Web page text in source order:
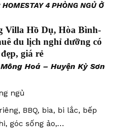
4 PHÒNG NGỦ Ở
Villa Hồ Dụ, Hòa Bình-
du lịch nghỉ dưỡng có
giá rẻ
Hoá – Huyện Kỳ Sơn
ngủ
BBQ, bia, bi lắc, bếp
góc sống ảo,…